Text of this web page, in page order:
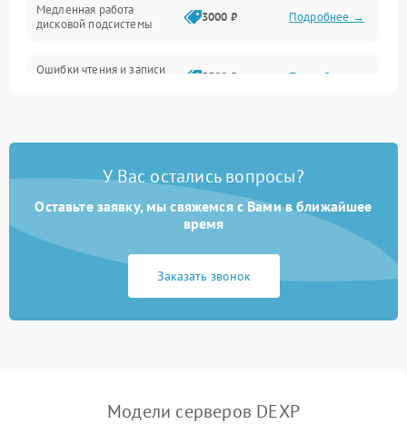
Контроллеры и интерфейсы
Виртуализация и сервисы
Программные сбои
Общие поломки
Система охлаждения
Медленная работа
дисковой подсистемы
3000 ₽ Подробнее →
Ошибки чтения и записи
3500 ₽ Подробнее →
У Вас остались вопросы?
Оставьте заявку, мы свяжемся с Вами в ближайшее
время
Заказать звонок
Модели серверов DEXP